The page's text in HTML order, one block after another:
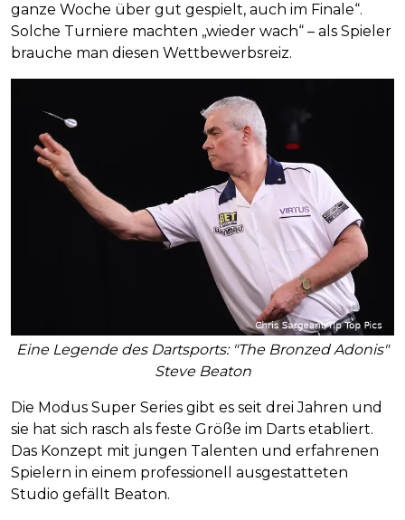
ganze Woche über gut gespielt, auch im Finale“.
Solche Turniere machten „wieder wach“ – als Spieler
brauche man diesen Wettbewerbsreiz.
Eine Legende des Dartsports: "The Bronzed Adonis"
Steve Beaton
Die Modus Super Series gibt es seit drei Jahren und
sie hat sich rasch als feste Größe im Darts etabliert.
Das Konzept mit jungen Talenten und erfahrenen
Spielern in einem professionell ausgestatteten
Studio gefällt Beaton.